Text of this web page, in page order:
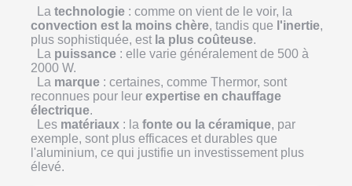
La technologie : comme on vient de le voir, la
convection est la moins chère, tandis que l'inertie,
plus sophistiquée, est la plus coûteuse.
La puissance : elle varie généralement de 500 à
2000 W.
La marque : certaines, comme Thermor, sont
reconnues pour leur expertise en chauffage
électrique.
Les matériaux : la fonte ou la céramique, par
exemple, sont plus efficaces et durables que
l'aluminium, ce qui justifie un investissement plus
élevé.